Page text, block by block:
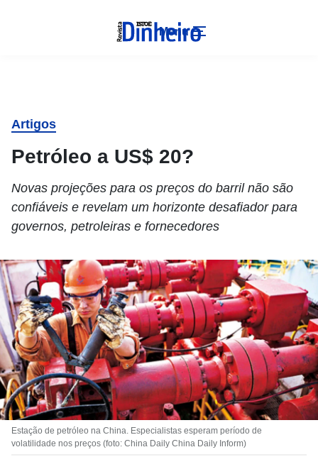
Menu
Artigos
Petróleo a US$ 20?
Novas projeções para os preços do barril não são
confiáveis e revelam um horizonte desafiador para
governos, petroleiras e fornecedores
Estação de petróleo na China. Especialistas esperam período de
volatilidade nos preços (foto: China Daily China Daily Inform)